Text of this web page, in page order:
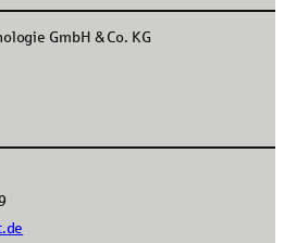
GmbH & Co. KG